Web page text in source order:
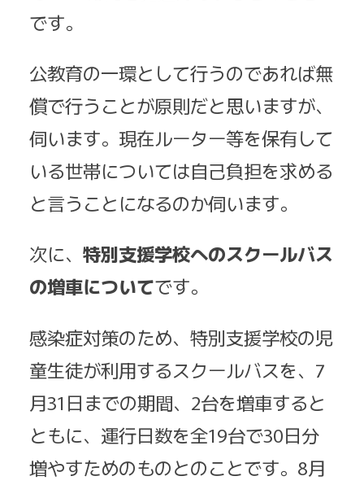
です。
公教育の一環として行うのであれば無
償で行うことが原則だと思いますが、
伺います。現在ルーター等を保有して
いる世帯については自己負担を求める
と言うことになるのか伺います。
次に、 特別支援学校へのスクールバス
の増車についてです。
感染症対策のため、特別支援学校の児
童生徒が利用するスクールバスを、7
月31日までの期間、2台を増車すると
ともに、運行日数を全19台で30日分
増やすためのものとのことです。8月